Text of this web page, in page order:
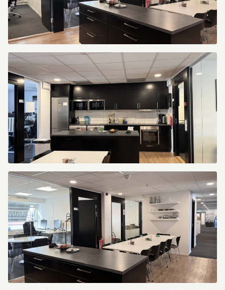
Kungsportsavenyen
10
Kungsportsavenyen
10